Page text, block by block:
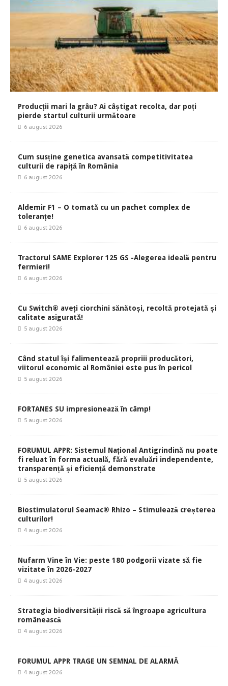
Producții mari la grâu? Ai câștigat recolta, dar poți
pierde startul culturii următoare
6 august 2026
Cum susține genetica avansată competitivitatea
culturii de rapiță în România
6 august 2026
Aldemir F1 – O tomată cu un pachet complex de
toleranțe!
6 august 2026
Tractorul SAME Explorer 125 GS -Alegerea ideală pentru
fermieri!
6 august 2026
Cu Switch® aveți ciorchini sănătoși, recoltă protejată și
calitate asigurată!
5 august 2026
Când statul își falimentează propriii producători,
viitorul economic al României este pus în pericol
5 august 2026
FORTANES SU impresionează în câmp!
5 august 2026
FORUMUL APPR: Sistemul Național Antigrindină nu poate
fi reluat în forma actuală, fără evaluări independente,
transparență și eficiență demonstrate
5 august 2026
Biostimulatorul Seamac® Rhizo – Stimulează creșterea
culturilor!
4 august 2026
Nufarm Vine în Vie: peste 180 podgorii vizate să fie
vizitate în 2026-2027
4 august 2026
Strategia biodiversității riscă să îngroape agricultura
românească
4 august 2026
FORUMUL APPR TRAGE UN SEMNAL DE ALARMĂ
4 august 2026